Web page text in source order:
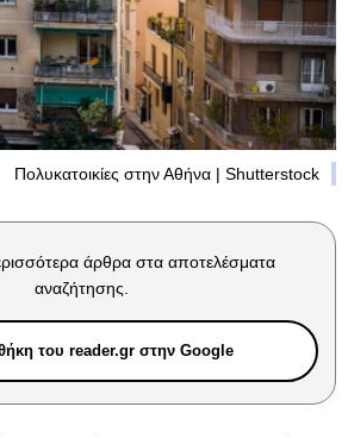
Πολυκατοικίες στην Αθήνα | Shutterstock
άρθρα στα αποτελέσματα
αναζήτησης.
του reader.gr στην Google